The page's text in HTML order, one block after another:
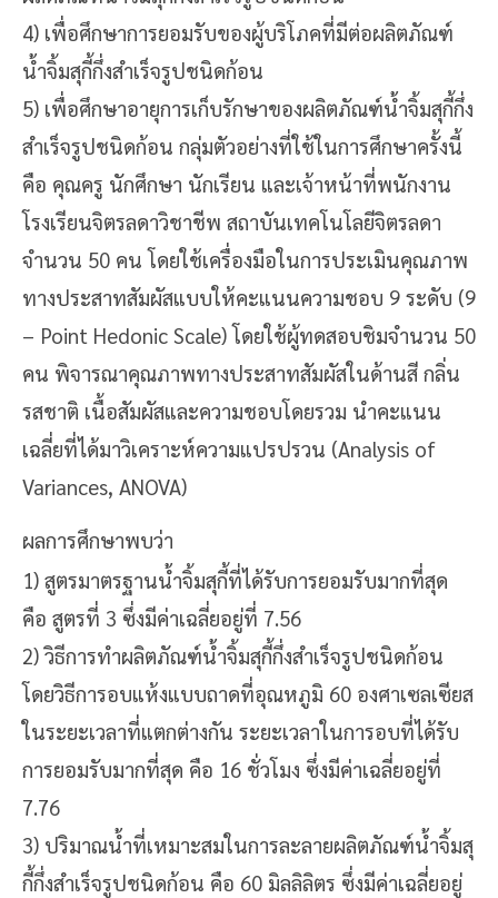
4) เพื่อศึกษาการยอมรับของผู้บริโภคที่มีต่อผลิตภัณฑ์
น้ำจิ้มสุกี้กึ่งสำเร็จรูปชนิดก้อน
5) เพื่อศึกษาอายุการเก็บรักษาของผลิตภัณฑ์น้ำจิ้มสุกี้กึ่ง
สำเร็จรูปชนิดก้อน กลุ่มตัวอย่างที่ใช้ในการศึกษาครั้งนี้
คือ คุณครู นักศึกษา นักเรียน และเจ้าหน้าที่พนักงาน
โรงเรียนจิตรลดาวิชาชีพ สถาบันเทคโนโลยีจิตรลดา
จำนวน 50 คน โดยใช้เครื่องมือในการประเมินคุณภาพ
ทางประสาทสัมผัสแบบให้คะแนนความชอบ 9 ระดับ (9
– Point Hedonic Scale) โดยใช้ผู้ทดสอบชิมจำนวน 50
คน พิจารณาคุณภาพทางประสาทสัมผัสในด้านสี กลิ่น
รสชาติ เนื้อสัมผัสและความชอบโดยรวม นำคะแนน
เฉลี่ยที่ได้มาวิเคราะห์ความแปรปรวน (Analysis of
Variances, ANOVA)
ผลการศึกษาพบว่า
1) สูตรมาตรฐานน้ำจิ้มสุกี้ที่ได้รับการยอมรับมากที่สุด
คือ สูตรที่ 3 ซึ่งมีค่าเฉลี่ยอยู่ที่ 7.56
2)วิธีการทำผลิตภัณฑ์น้ำจิ้มสุกี้กึ่งสำเร็จรูปชนิดก้อน
โดยวิธีการอบแห้งแบบถาดที่อุณหภูมิ 60 องศาเซลเซียส
ในระยะเวลาที่แตกต่างกัน ระยะเวลาในการอบที่ได้รับ
การยอมรับมากที่สุด คือ 16 ชั่วโมง ซึ่งมีค่าเฉลี่ยอยู่ที่
7.76
3) ปริมาณน้ำที่เหมาะสมในการละลายผลิตภัณฑ์น้ำจิ้มสุ
กี้กึ่งสำเร็จรูปชนิดก้อน คือ 60 มิลลิลิตร ซึ่งมีค่าเฉลี่ยอยู่